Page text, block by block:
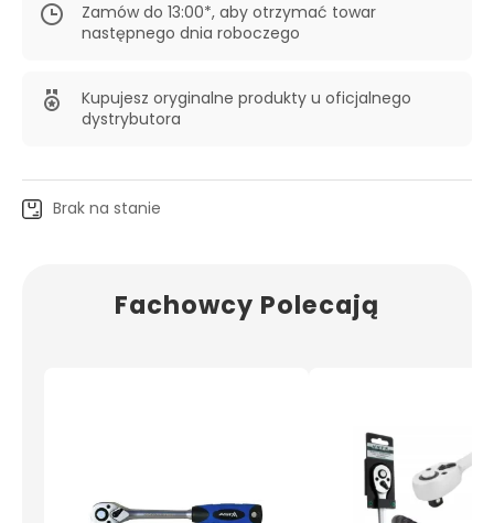
Zamów do 13:00*, aby otrzymać towar
następnego dnia roboczego
Kupujesz oryginalne produkty u oficjalnego
dystrybutora
Brak na stanie
Fachowcy Polecają